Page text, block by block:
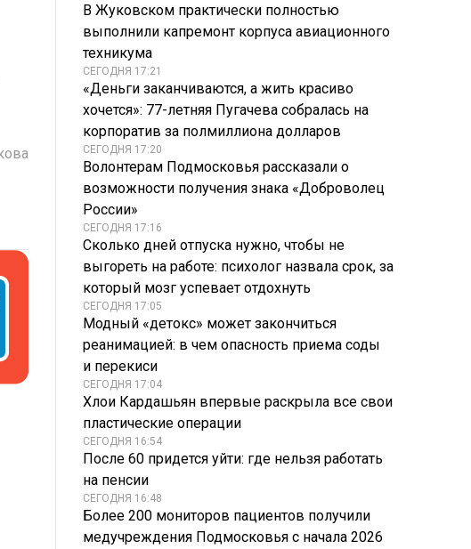
В Жуковском практически полностью
выполнили капремонт корпуса авиационного
техникума
СЕГОДНЯ 17:21
«Деньги заканчиваются, а жить красиво
хочется»: 77-летняя Пугачева собралась на
корпоратив за полмиллиона долларов
СЕГОДНЯ 17:20
Волонтерам Подмосковья рассказали о
возможности получения знака «Доброволец
России»
СЕГОДНЯ 17:16
Сколько дней отпуска нужно, чтобы не
выгореть на работе: психолог назвала срок, за
который мозг успевает отдохнуть
СЕГОДНЯ 17:05
Модный «детокс» может закончиться
реанимацией: в чем опасность приема соды
и перекиси
СЕГОДНЯ 17:04
Хлои Кардашьян впервые раскрыла все свои
пластические операции
СЕГОДНЯ 16:54
После 60 придется уйти: где нельзя работать
на пенсии
СЕГОДНЯ 16:48
Более 200 мониторов пациентов получили
медучреждения Подмосковья с начала 2026